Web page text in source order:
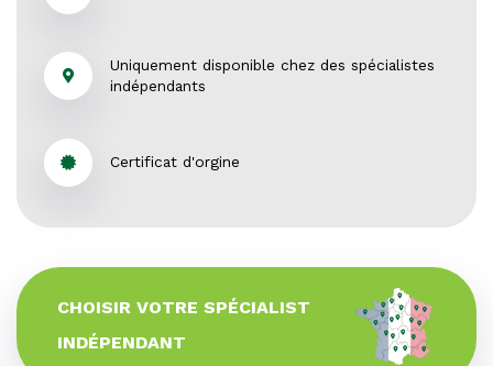
Uniquement disponible chez des spécialistes
indépendants
Certificat d'orgine
CHOISIR VOTRE SPÉCIALIST
INDÉPENDANT